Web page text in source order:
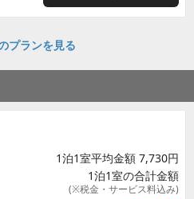
プランを見る
1泊1室平均金額 7,730円
1泊1室の合計金額
(※税金・サービス料込み)